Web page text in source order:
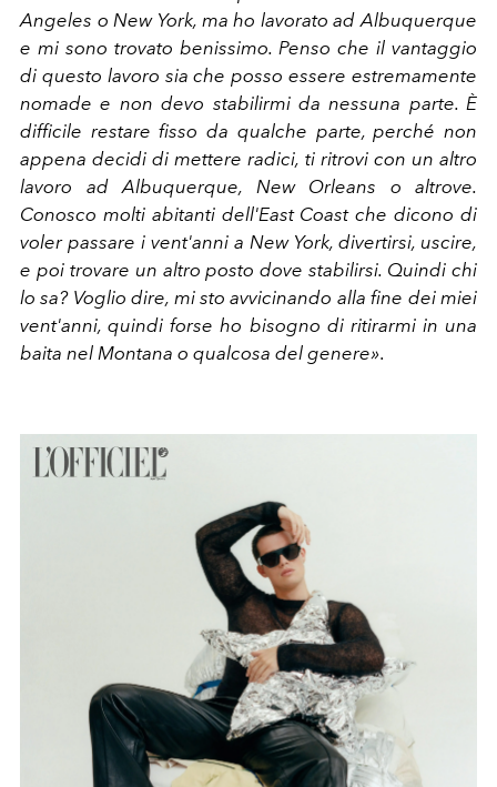
Angeles o New York, ma ho lavorato ad Albuquerque
e mi sono trovato benissimo. Penso che il vantaggio
di questo lavoro sia che posso essere estremamente
nomade e non devo stabilirmi da nessuna parte. È
difficile restare fisso da qualche parte, perché non
appena decidi di mettere radici, ti ritrovi con un altro
lavoro ad Albuquerque, New Orleans o altrove.
Conosco molti abitanti dell'East Coast che dicono di
voler passare i vent'anni a New York, divertirsi, uscire,
e poi trovare un altro posto dove stabilirsi. Quindi chi
lo sa? Voglio dire, mi sto avvicinando alla fine dei miei
vent'anni, quindi forse ho bisogno di ritirarmi in una
baita nel Montana o qualcosa del genere».